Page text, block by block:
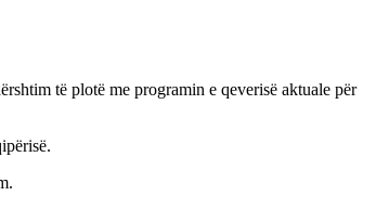
të plotë me programin e qeverisë aktuale për